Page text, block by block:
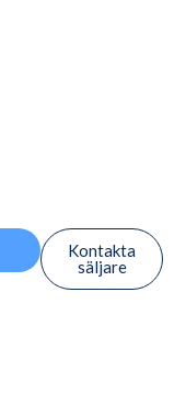
Kontakta
säljare